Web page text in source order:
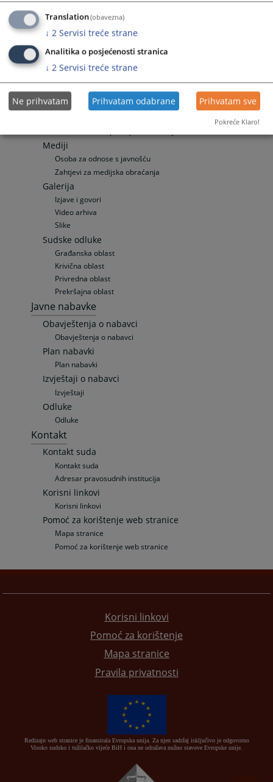
Odnosi s javnošću
Vijesti
Aktuelnosti
Saopćenja za javnost
Publikacije
Interni izvještaji
Mediji
Osoba za odnose s javnošću
Zahtjevi za medijska obraćanja
Galerija
Izjave i govori
Video arhiva
Slike
Sudske odluke
Građanska oblast
Krivična oblast
Privredna oblast
Prekršajna oblast
Javne nabavke
Obavještenja o nabavci
Obavještenja o nabavci
Plan nabavki
Plan nabavki
Izvještaji o nabavci
Izvještaji
Odluke
Odluke
Kontakt
Kontakt suda
Kontakt suda
Adresar pravosudnih institucija
Korisni linkovi
Korisni linkovi
Pomoć za korištenje web stranice
Mapa stranice
Pomoć za korištenje web stranice
Korisni linkovi
Pomoć za korištenje
Mapa stranice
Pravila privatnosti
Redizajn web stranice je finansirala Evropska unija. Za njen sadržaj isključivo je odgovorno
Visoko sudsko i tužilačko vijeće BiH i ona ne odražava nužno stavove Evropske unije.
Translation(obavezna)
↓ 2 Servisi treće strane
Analitika o posjećenosti stranica
↓ 2 Servisi treće strane
Ne prihvatam Prihvatam odabrane Prihvatam sve
Pokreće Klaro!